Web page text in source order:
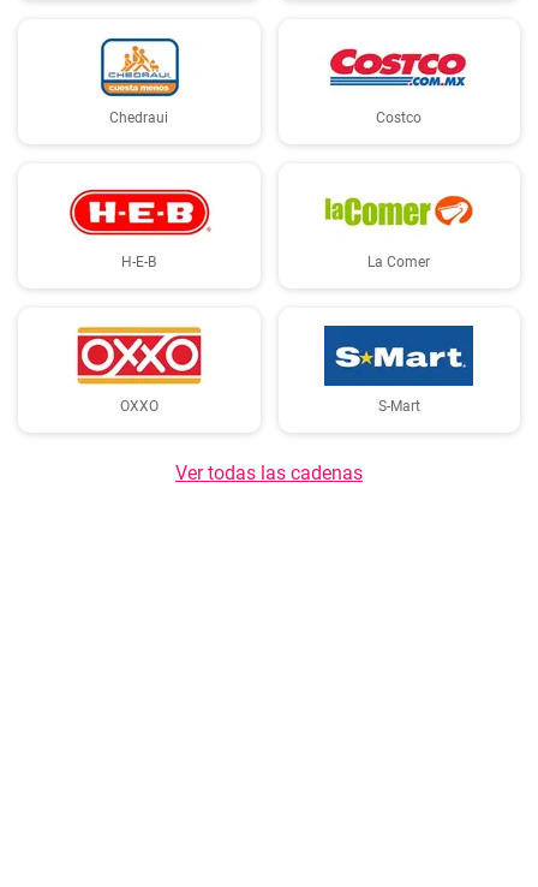
Chedraui Costco
H-E-B La Comer
OXXO S-Mart
Ver todas las cadenas